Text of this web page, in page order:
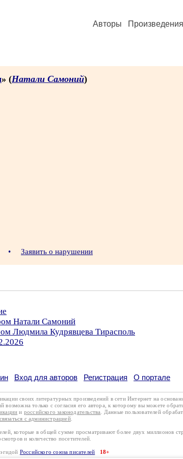
Авторы Произведения
» (Натали Самоний)
• Заявить о нарушении
Натали Самоний
Людмила Кудрявцева Тирасполь
Вход для авторов Регистрация О портале
своих литературных произведений в сети Интернет на
возможна только с согласия его автора, к которому вы можете
и российского законодательства . Данные пользователей
связаться с администрацией.
которые в общей сумме просматривают более двух миллионов
и количество посетителей.
Российского союза писателей 18+